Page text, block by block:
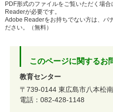
PDF形式のファイルをご覧いただく場
Readerが必要です。
Adobe Readerをお持ちでない方は、バ
ださい。（無料）
このページに関するお
教育センター
〒739-0144 東広島市八本松
電話：082-428-1148